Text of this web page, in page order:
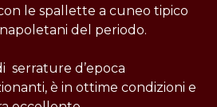
le spallette a cuneo tipico
del periodo.
serrature d’epoca
è in ottime condizioni e